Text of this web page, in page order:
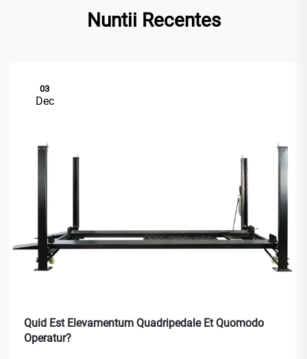
Nuntii Recentes
03
Dec
Quid Est Elevamentum Quadripedale Et Quomodo
Operatur?